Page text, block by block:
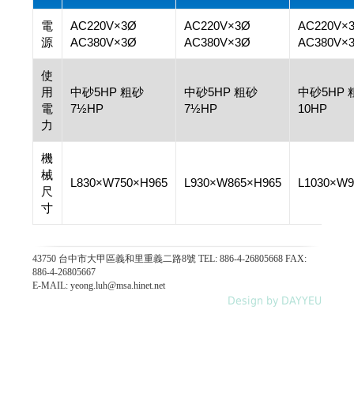
電
源
AC220V×3Ø
AC380V×3Ø
AC220V×3Ø
AC380V×3Ø
使
用
電
力
中砂5HP 粗砂
7½HP
中砂5HP 粗砂
7½HP
中砂5HP
10HP
機
械
尺
寸
L830×W750×H965 L930×W865×H965
43750 台中市大甲區義和里重義二路8號 TEL: 886-4-26805668 FAX:
886-4-26805667
E-MAIL: yeong.luh@msa.hinet.net
Design by DAYYEU